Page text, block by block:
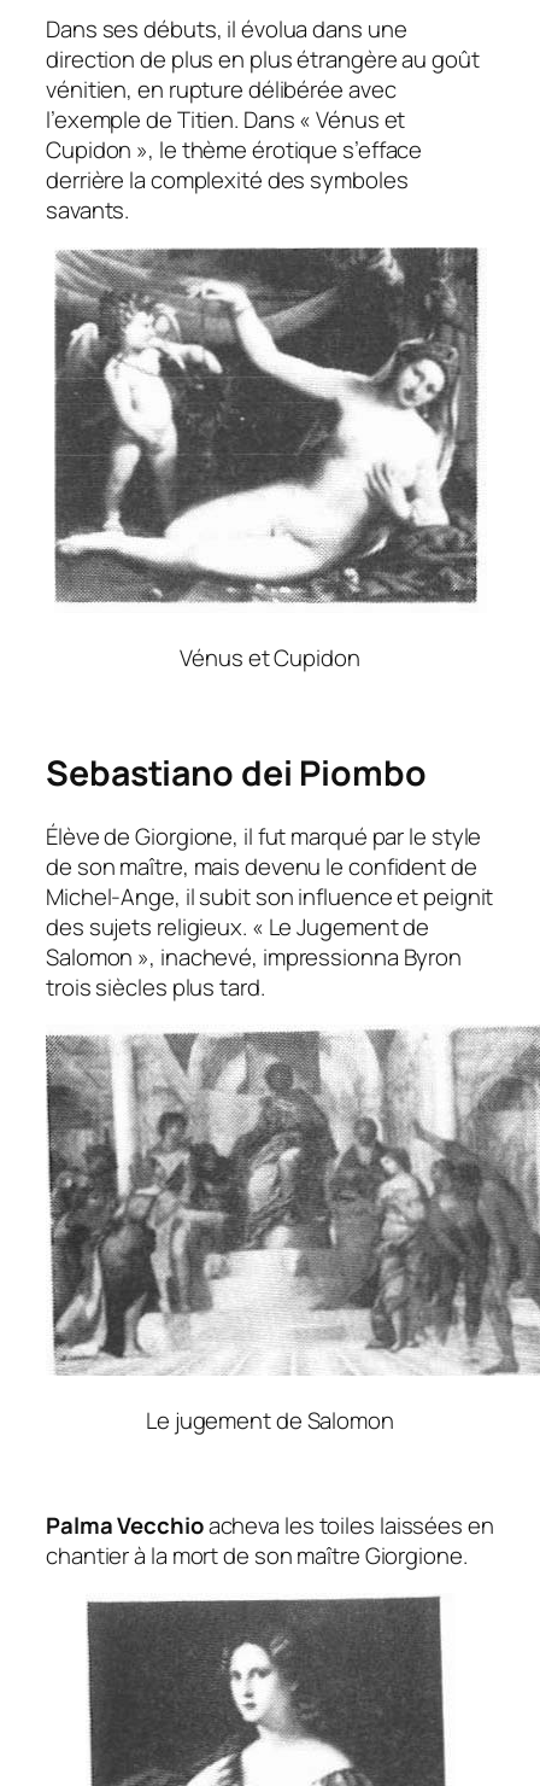
Dans ses débuts, il évolua dans une
direction de plus en plus étrangère au goût
vénitien, en rupture délibérée avec
l’exemple de Titien. Dans « Vénus et
Cupidon », le thème érotique s’efface
derrière la complexité des symboles
savants.
Vénus et Cupidon
Sebastiano dei Piombo
Élève de Giorgione, il fut marqué par le style
de son maître, mais devenu le confident de
Michel-Ange, il subit son influence et peignit
des sujets religieux. « Le Jugement de
Salomon », inachevé, impressionna Byron
trois siècles plus tard.
Le jugement de Salomon
Palma Vecchioacheva les toiles laissées en
chantier à la mort de son maître Giorgione.